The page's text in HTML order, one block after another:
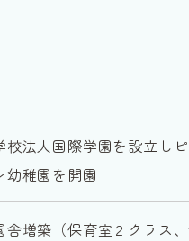
校法人国際学園を設立し
幼稚園を開園
舎増築（保育室２クラス、